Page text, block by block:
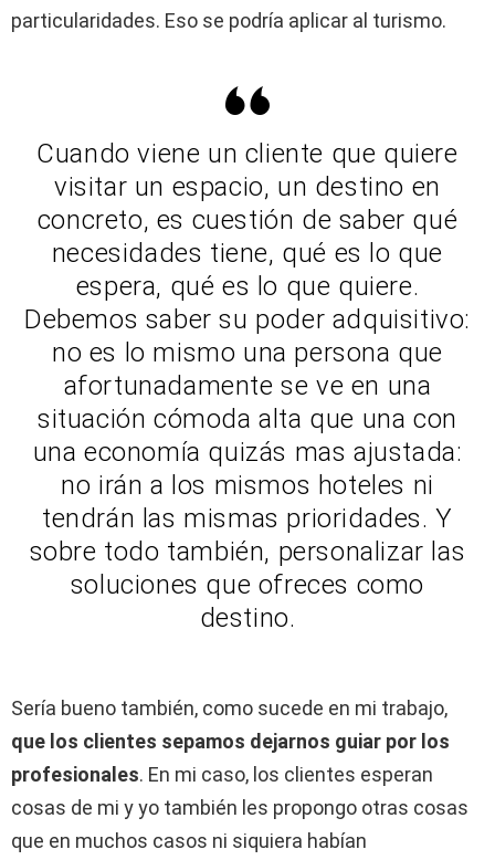
particularidades. Eso se podría aplicar al turismo.
Cuando viene un cliente que quiere
visitar un espacio, un destino en
concreto, es cuestión de saber qué
necesidades tiene, qué es lo que
espera, qué es lo que quiere.
Debemos saber su poder adquisitivo:
no es lo mismo una persona que
afortunadamente se ve en una
situación cómoda alta que una con
una economía quizás mas ajustada:
no irán a los mismos hoteles ni
tendrán las mismas prioridades. Y
sobre todo también, personalizar las
soluciones que ofreces como
destino.
Sería bueno también, como sucede en mi trabajo,
que los clientes sepamos dejarnos guiar por los
profesionales. En mi caso, los clientes esperan
cosas de mi y yo también les propongo otras cosas
que en muchos casos ni siquiera habían